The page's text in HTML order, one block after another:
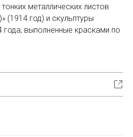
металлических листов
(1914 год) и скульптуры
года, выполненные красками по